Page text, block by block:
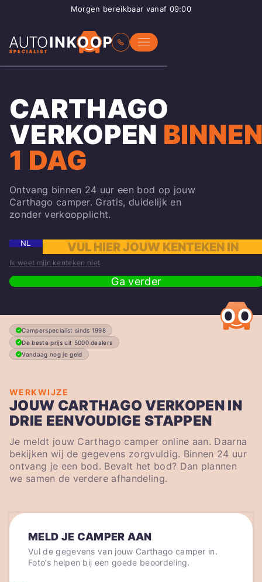
Morgen bereikbaar vanaf 09:00
CARTHAGO
VERKOPEN
1 DAG
Ontvang binnen 24 uur een bod op jouw
Carthago camper. Gratis, duidelijk en
zonder verkoopplicht.
NL
Ik weet mijn kenteken niet
Ga verder
Camperspecialist sinds 1998
De beste prijs uit 5000 dealers
Vandaag nog je geld
WERKWIJZE
JOUW CARTHAGO VERKOPEN IN
DRIE EENVOUDIGE STAPPEN
Je meldt jouw Carthago camper online aan. Daarna
bekijken wij de gegevens zorgvuldig. Binnen 24 uur
ontvang je een bod. Bevalt het bod? Dan plannen
we samen de verdere afhandeling.
MELD JE CAMPER AAN
Vul de gegevens van jouw Carthago camper in.
Foto’s helpen bij een goede beoordeling.